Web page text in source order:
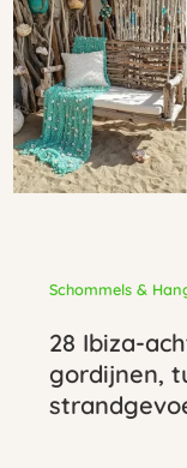
Schommels &
28 Ibiza-
gordijnen,